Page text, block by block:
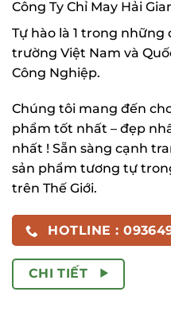
Công Ty Chỉ May Hải
Tự hào là 1 trong
trường Việt Nam và
Công Nghiệp.
Chúng tôi mang đến
phẩm tốt nhất – đẹp
nhất ! Sẵn sàng cạnh
sản phẩm tương tự
trên Thế Giới.
HOTLINE :
CHI TIẾT